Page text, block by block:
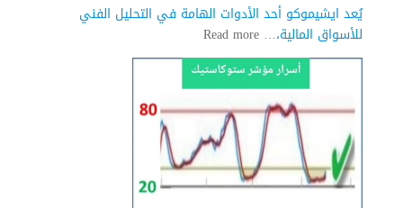
يُعد ايشيموكو أحد الأدوات الهامة في التحليل الفني
للأسواق المالية،… Read more
:
اسرار
مؤشر
الايشيموكو
في
التداول
شرح